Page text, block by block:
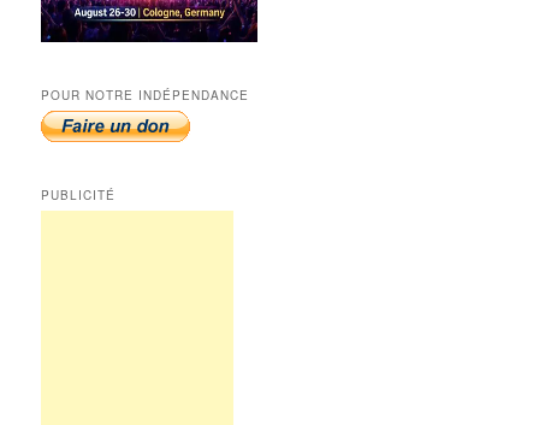
POUR NOTRE INDÉPENDANCE
PUBLICITÉ